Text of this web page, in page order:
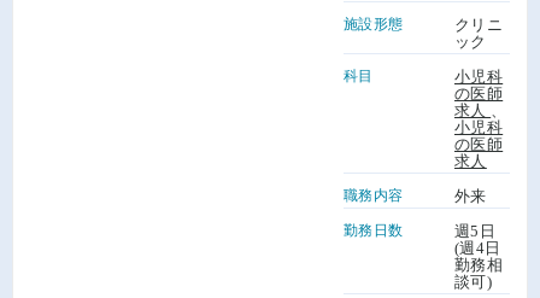
施設形態
クリニ
ック
科目
小児科
の医師
求人
小児科
の医師
求人
職務内容 外来
勤務日数
週5日
(週4日
勤務相
談可)